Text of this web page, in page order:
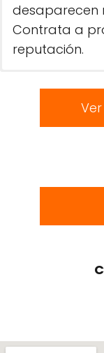
desaparecen
Contrata a
reputación.